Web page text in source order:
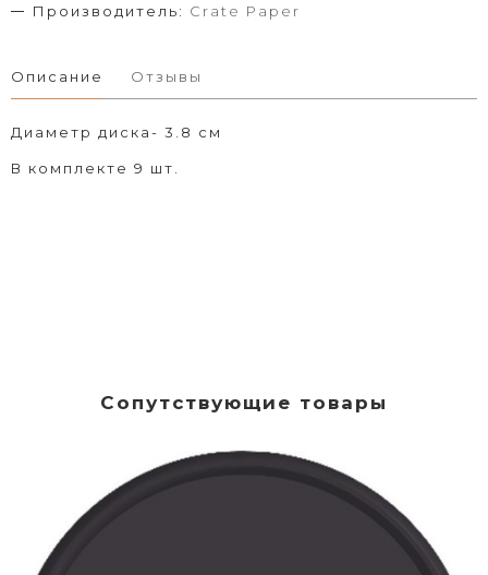
Производитель: Crate Paper
Описание Отзывы
Диаметр диска- 3.8 см
В комплекте 9 шт.
Сопутствующие товары